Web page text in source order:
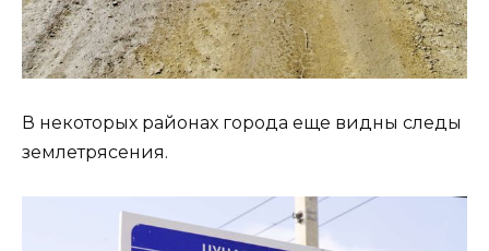
В некоторых районах города еще видны следы
землетрясения.